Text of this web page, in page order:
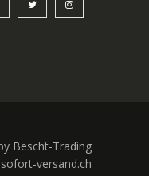
Bescht-Trading
versand.ch